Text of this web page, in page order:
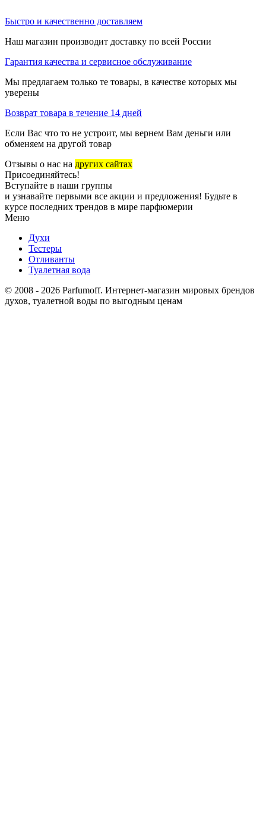
Быстро и качественно доставляем
Наш магазин производит доставку по всей России
Гарантия качества и сервисное обслуживание
Мы предлагаем только те товары, в качестве которых мы
уверены
Возврат товара в течение 14 дней
Если Вас что то не устроит, мы вернем Вам деньги или
обменяем на другой товар
Отзывы о нас на других сайтах
Присоединяйтесь!
Вступайте в наши группы
и узнавайте первыми все акции и предложения! Будьте в
курсе последних трендов в мире парфюмерии
Меню
Духи
Тестеры
Отливанты
Туалетная вода
© 2008 - 2026 Parfumoff. Интернет-магазин мировых брендов
духов, туалетной воды по выгодным ценам